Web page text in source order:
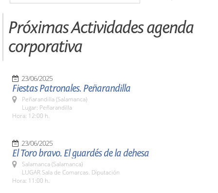
Próximas Actividades agenda
corporativa
23/06/2025
Fiestas Patronales. Peñarandilla
Peñarandilla (Salamanca)
Lugar: Peñarandilla
Hora: 12:00 h.
23/06/2025
El Toro bravo. El guardés de la dehesa
Salamanca (Salamanca)
LUGAR Sala de Comarcas. Diputación
Hora: 11:00 h.